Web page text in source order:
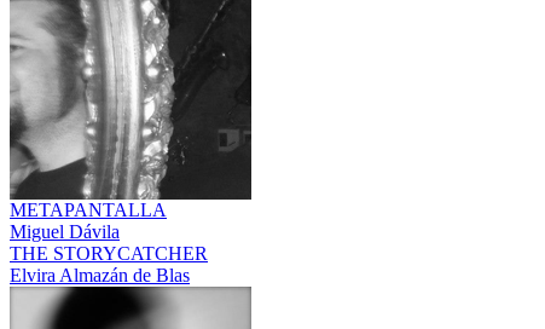
METAPANTALLA
Miguel Dávila
THE STORYCATCHER
Elvira Almazán de Blas